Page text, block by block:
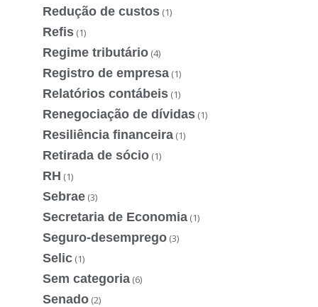
Redução de custos (1)
Refis (1)
Regime tributário (4)
Registro de empresa (1)
Relatórios contábeis (1)
Renegociação de dívidas (1)
Resiliência financeira (1)
Retirada de sócio (1)
RH (1)
Sebrae (3)
Secretaria de Economia (1)
Seguro-desemprego (3)
Selic (1)
Sem categoria (6)
Senado (2)